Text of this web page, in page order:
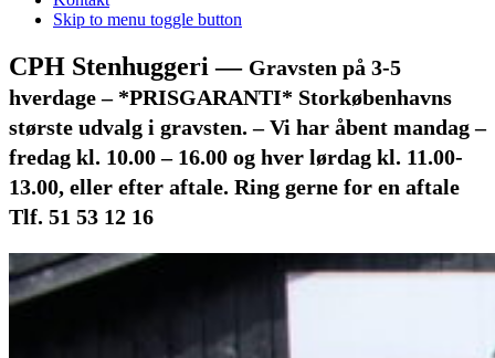
Skip to menu toggle button
CPH Stenhuggeri — Gravsten på 3-5
hverdage – *PRISGARANTI* Storkøbenhavns
største udvalg i gravsten. – Vi har åbent mandag –
fredag kl. 10.00 – 16.00 og hver lørdag kl. 11.00-
13.00, eller efter aftale. Ring gerne for en aftale
Tlf. 51 53 12 16